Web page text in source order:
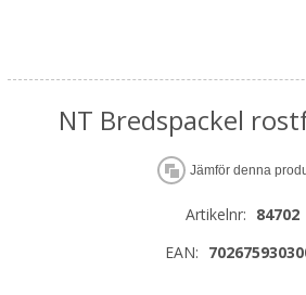
NT Bredspackel
Jämför denna
Artikelnr: 84702
EAN: